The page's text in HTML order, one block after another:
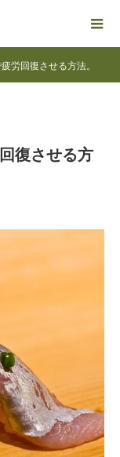
労回復させる方法。
復させる方